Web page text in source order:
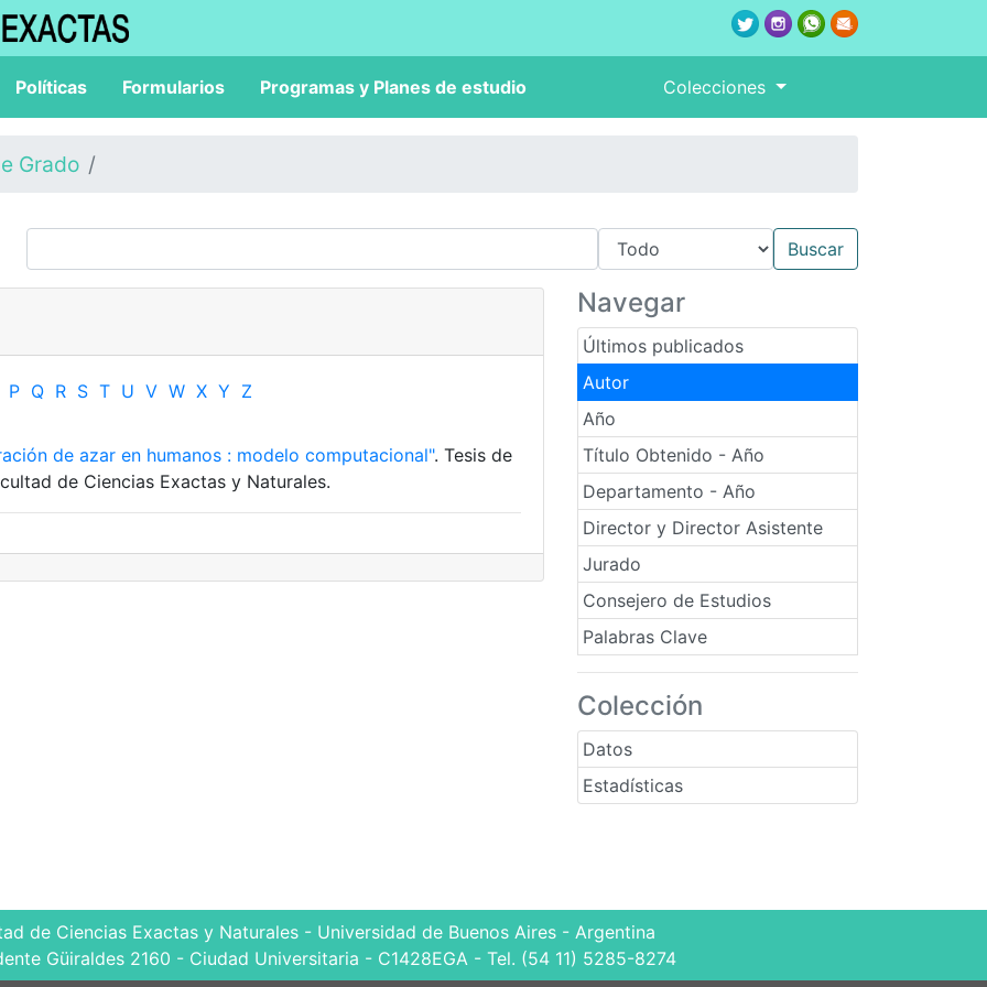
Políticas Formularios Programas y Planes de estudio Colecciones
Grado
Navegar
Últimos publicados
Autor
Año
Título Obtenido - Año
Departamento - Año
Director y Director Asistente
Jurado
Consejero de Estudios
Palabras Clave
Colección
Datos
Estadísticas
P Q R S T U V W X Y Z
de azar en humanos : modelo computacional". Tesis de
de Ciencias Exactas y Naturales.
de Ciencias Exactas y Naturales - Universidad de Buenos Aires - Argentina
Güiraldes 2160 - Ciudad Universitaria - C1428EGA - Tel. (54 11) 5285-8274